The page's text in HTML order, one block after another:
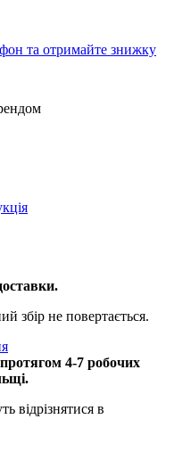
та отримайте знижку
збір не повертається.
4-7 робочих
відрізнятися в